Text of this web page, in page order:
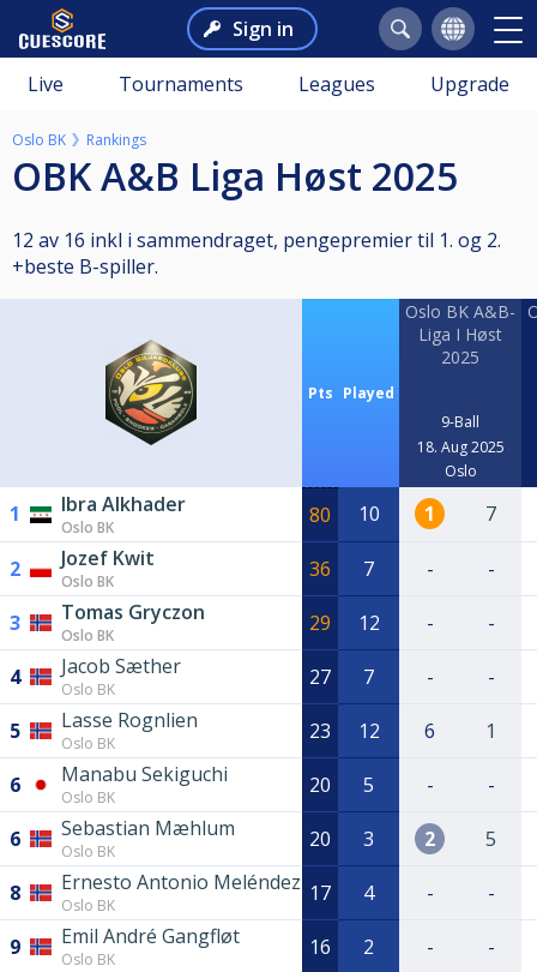
Sign in
Live Tournaments Leagues Upgrade
Oslo BK Rankings
OBK A&B Liga Høst 2025
12 av 16 inkl i sammendraget, pengepremier til 1. og 2.
+beste B-spiller.
Pts Played
Oslo BK A&B-
Liga I Høst
2025
9-Ball
18. Aug 2025
Oslo
1 Ibra Alkhader
Oslo BK 80 10 1 7
2 Jozef Kwit
Oslo BK 36 7 - -
3 Tomas Gryczon
Oslo BK 29 12 - -
4 Jacob Sæther
Oslo BK 27 7 - -
5 Lasse Rognlien
Oslo BK 23 12 6 1
6 Manabu Sekiguchi
Oslo BK 20 5 - -
6 Sebastian Mæhlum
Oslo BK 20 3 2 5
8 Ernesto Antonio Meléndez
Oslo BK 17 4 - -
9 Emil André Gangfløt
Oslo BK 16 2 - -